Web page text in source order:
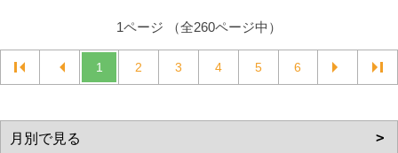
1ページ （全260ページ中）
1 2 3 4 5 6